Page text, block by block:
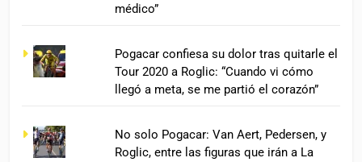
médico”
Pogacar confiesa su dolor tras quitarle el
Tour 2020 a Roglic: “Cuando vi cómo
llegó a meta, se me partió el corazón”
No solo Pogacar: Van Aert, Pedersen, y
Roglic, entre las figuras que irán a La